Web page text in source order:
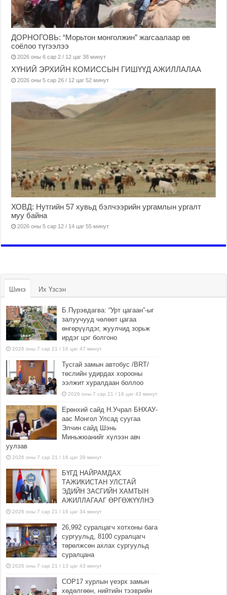
ДОРНОГОВЬ: “Морьтон монголжин” жагсаалаар өв
соёлоо түгээлээ
2026 оны 6 сар 2 / 12 цаг 38 минут
ХҮНИЙ ЭРХИЙН КОМИССЫН ГИШҮҮД АЖИЛЛАЛАА
2026 оны 5 сар 26 / 12 цаг 52 минут
ХОВД: Нутгийн 57 хувьд бэлчээрийн ургамлын ургалт
муу байна
2026 оны 5 сар 12 / 14 цаг 55 минут
Шинэ Их Үзсэн
Б.Пүрэвдагва: “Урт цагаан”-ыг
залуучууд чөлөөт цагаа
өнгөрүүлдэг, жуулчид зорьж
ирдэг цэг болгоно
2026 оны 7 сар 21 / 16 цаг 47 минут
Тусгай замын автобус /BRT/
төслийн удирдах хорооны
ээлжит хуралдаан боллоо
2026 оны 7 сар 21 / 16 цаг 43 минут
Ерөнхий сайд Н.Учрал БНХАУ-
аас Монгол Улсад суугаа
Элчин сайд Шэнь
Миньжюанийг хүлээн авч
уулзав
2026 оны 7 сар 21 / 16 цаг 39 минут
БҮГД НАЙРАМДАХ
ТАЖИКИСТАН УЛСТАЙ
ЭДИЙН ЗАСГИЙН ХАМТЫН
АЖИЛЛАГААГ ӨРГӨЖҮҮЛНЭ
2026 оны 7 сар 21 / 16 цаг 34 минут
26,992 суралцагч хотхоны бага
сургуульд, 8100 суралцагч
төрөлжсөн ахлах сургуульд
суралцана
2026 оны 7 сар 21 / 13 цаг 43 минут
COP17 хурлын үеэрх замын
хөдөлгөөн, нийтийн тээврийн